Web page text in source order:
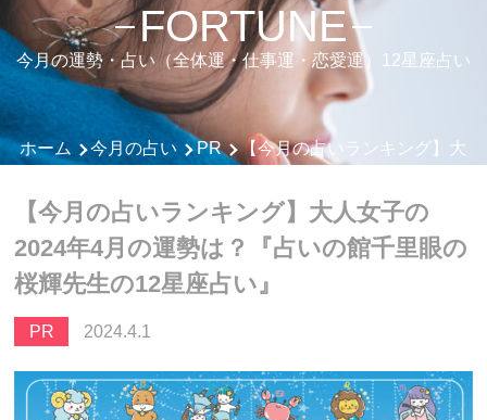
FORTUNE
今月の運勢・占い（全体運・仕事運・恋愛運）12星座占い
ホーム 今月の占い PR 【今月の占いランキング】大
【今月の占いランキング】大人女子の
2024年4月の運勢は？『占いの館千里眼の
桜輝先生の12星座占い』
PR 2024.4.1